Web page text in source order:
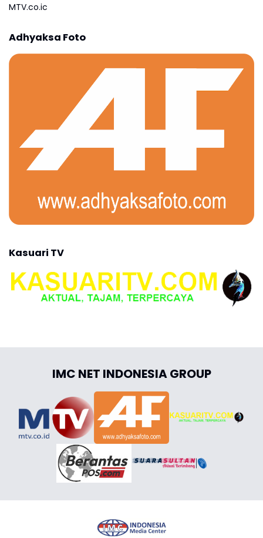
MTV.co.ic
Adhyaksa Foto
Kasuari TV
IMC NET INDONESIA GROUP